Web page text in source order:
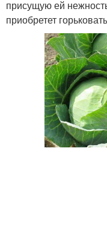
присущую ей
приобретет